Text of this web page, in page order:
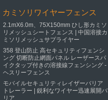
カミソリワイヤーフェンス
2.1mX6.0m、75X150mm ひし形カミソ
リメッシュシートフェンス | 中国溶接カ
ミソリメッシュサプライヤー
358 登山防止 高セキュリティフェンシ
ング 切断防止網面パネル レーザースパ
イクタップ付きの溶接線フェンシング -
ヘスリーフェンス
モバイルセキュリティレイザーバリア
トレーラー | 鋭利なワイヤー迅速展開バ
リア